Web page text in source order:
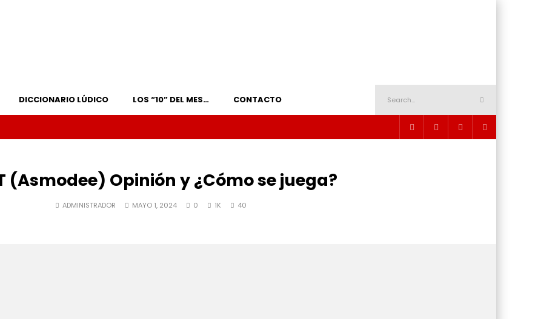
DICCIONARIO LÚDICO LOS “10” DEL MES… CONTACTO
(Asmodee) Opinión y ¿Cómo se juega?
ADMINISTRADOR MAYO 1, 2024 0 1K 40